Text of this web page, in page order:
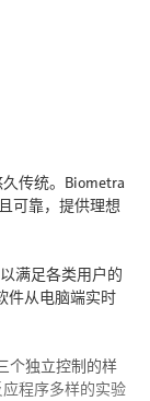
传统。Biometra
可靠，提供理想
满足各类用户的
件从电脑端实时
个独立控制的样
程序多样的实验